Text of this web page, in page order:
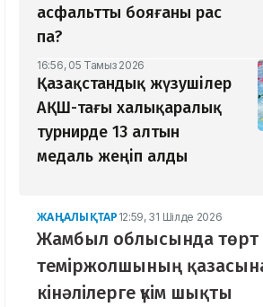
асфальтты бояғаны рас
па?
16:56, 05 Тамыз 2026
Қазақстандық жүзушілер
АҚШ-тағы халықаралық
турнирде 13 алтын
медаль жеңіп алды
ЖАҢАЛЫҚТАР 12:59, 31 Шілде 2026
Жамбыл облысында төрт
теміржолшының
кінәлілерге үкім шықты